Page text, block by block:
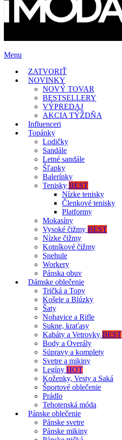
Menu
ZATVORIŤ
NOVINKY
NOVÝ TOVAR
BESTSELLERY
VÝPREDAJ
AKCIA TÝŽDŇA
Influenceri
Topánky
Lodičky
Sandále
Letné sandále
Šľapky
Balerínky
Tenisky BEST
Nízke tenisky
Členkové tenisky
Platformy
Mokasíny
Vysoké čižmy BEST
Nízke čižmy
Kotníkové čižmy
Snehule
Workery
Pánska obuv
Dámske oblečenie
Tričká a Topy
Košele a Blúzky
Šaty
Nohavice a Rifle
Sukne, kraťasy
Kabáty a Vetrovky BEST
Body a Overály
Súpravy a komplety
Svetre a mikiny
Legíny HOT
Koženky, Vesty a Saká
Športové oblečenie
Prádlo
Tehotenská móda
Pánske oblečenie
Pánske svetre
Pánske mikiny